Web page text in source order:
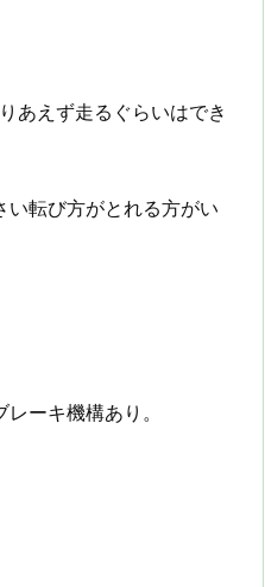
あえず走るぐらいはでき
い転び方がとれる方がい
ーキ機構あり。